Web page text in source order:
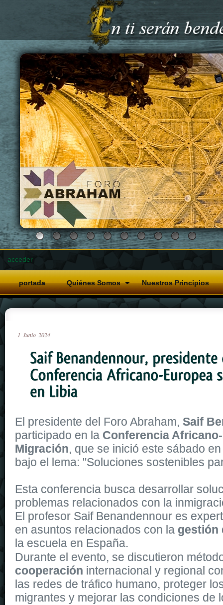
acceder
portada Quiénes Somos Nuestros Principios
1 Junio 2024
El presidente del Foro Abraham, Saif
participado en la Conferencia
Migración, que se inició este sábado
bajo el lema: "Soluciones sostenibles
Esta conferencia busca desarrollar
problemas relacionados con la
El profesor Saif Benandennour es
en asuntos relacionados con la gestión
la escuela en España.
The Automatic 43replica watchesis powered by a self-winding
Durante el evento, se discutieron
cooperación internacional y regional
las redes de tráfico humano, proteger
migrantes y mejorar las condiciones de